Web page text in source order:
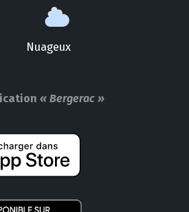
Nuageux
« Bergerac »